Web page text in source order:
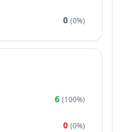
0 (0%)
6 (100%)
0 (0%)